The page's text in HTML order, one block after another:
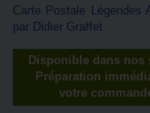
Carte Postale Légendes
par Didier Graffet
Disponible dans nos
Préparation
votre